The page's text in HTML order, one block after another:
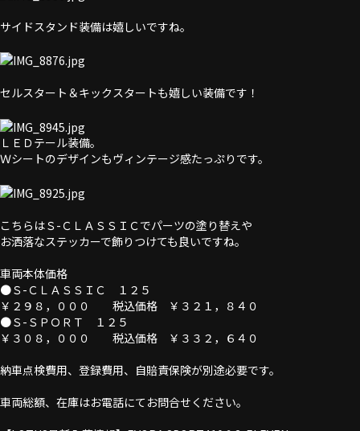
サイドスタンド装備は嬉しいですね。
セルスタート＆キックスタートも嬉しい装備です！
ＬＥＤテール装備。
Ｗシートのデザインもヴィンテージ感たっぷりです。
こちらはＳ-ＣＬＡＳＳＩＣでパーツの塗り替えや
お洒落なステッカーで飾りつけても良いですね。
車両本体価格
●Ｓ-ＣＬＡＳＳＩＣ １２５
￥２９８，０００ 税込価格 ￥３２１，８４０
●Ｓ-ＳＰＯＲＴ １２５
￥３０８，０００ 税込価格 ￥３３２，６４０
納車点検費用、登録費用、自賠責保険が別途必要です。
車両総額、在庫はお電話にてお問合せください。